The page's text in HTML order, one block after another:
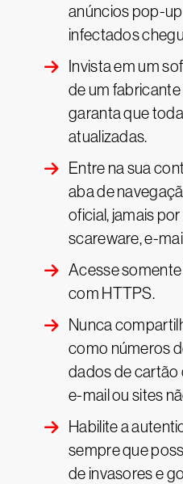
anúncios pop-
infectados
Invista em um
de um
garanta que
atualizadas.
Entre na sua
aba de
oficial, jamais
scareware, e-
Acesse
com HTTPS.
Nunca
como números
dados de cartão
e-mail ou sites
Habilite a
sempre que
de invasores e